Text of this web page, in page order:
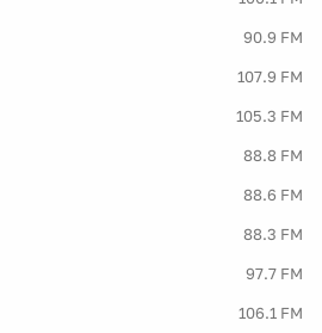
90.9 FM
107.9 FM
105.3 FM
88.8 FM
88.6 FM
88.3 FM
97.7 FM
106.1 FM